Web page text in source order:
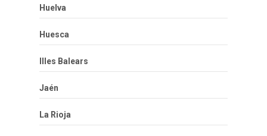
Huelva
Huesca
Illes Balears
Jaén
La Rioja